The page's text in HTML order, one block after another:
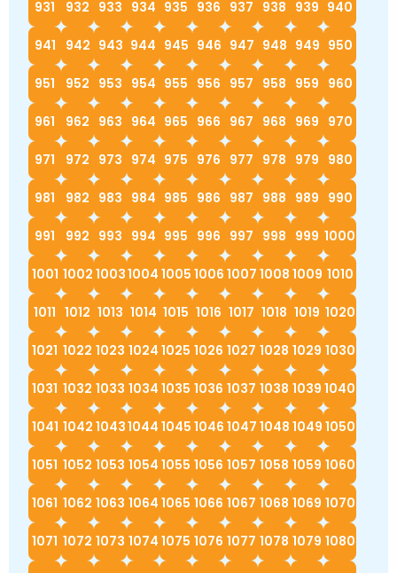
931 932 933 934 935 936 937 938 939 940
941 942 943 944 945 946 947 948 949 950
951 952 953 954 955 956 957 958 959 960
961 962 963 964 965 966 967 968 969 970
971 972 973 974 975 976 977 978 979 980
981 982 983 984 985 986 987 988 989 990
991 992 993 994 995 996 997 998 999 1000
1001 1002 10031004 1005 1006 1007 1008 1009 1010
1011 1012 1013 1014 1015 1016 1017 1018 1019 1020
1021 1022 1023 1024 1025 1026 1027 1028 1029 1030
1031 1032 1033 1034 1035 1036 1037 1038 1039 1040
1041 1042 10431044 1045 1046 1047 1048 1049 1050
1051 1052 1053 1054 1055 1056 1057 1058 1059 1060
1061 1062 1063 1064 1065 1066 1067 1068 1069 1070
1071 1072 1073 1074 1075 1076 1077 1078 1079 1080